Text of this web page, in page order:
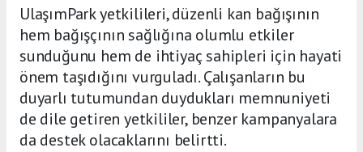
UlaşımPark yetkilileri, düzenli kan bağışının
hem bağışçının sağlığına olumlu etkiler
sunduğunu hem de ihtiyaç sahipleri için hayati
önem taşıdığını vurguladı. Çalışanların bu
duyarlı tutumundan duydukları memnuniyeti
de dile getiren yetkililer, benzer kampanyalara
da destek olacaklarını belirtti.